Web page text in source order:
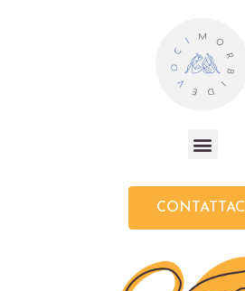
CONTATTACI